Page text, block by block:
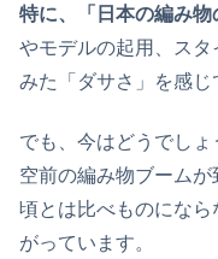
特に、「日本の編み
やモデルの起用、ス
みた「ダサさ」を感じ
でも、今はどうでしょ
空前の編み物ブーム
頃とは比べものにな
がっています。